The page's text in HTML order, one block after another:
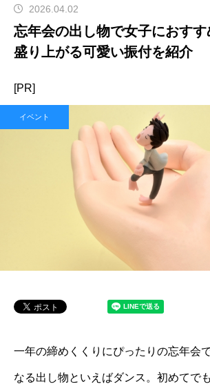
2026.04.02
忘年会の出し物で女子におすす
盛り上がる可愛い振付を紹介
[PR]
イベント
一年の締めくくりにぴったりの忘年会
なる出し物といえばダンス。初めてで